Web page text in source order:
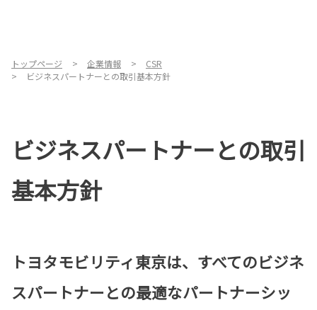
トップページ 企業情報
CSR
ビジネスパートナーとの取引基本方針
ビジネスパートナーとの取引
基本方針
トヨタモビリティ東京は、すべてのビジネ
スパートナーとの最適なパートナーシッ